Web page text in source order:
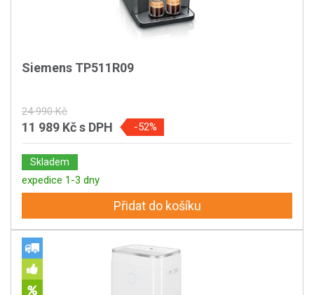
Siemens TP511R09
24 990 Kč
11 989 Kčs DPH -52%
Skladem
expedice 1-3 dny
Přidat do košíku